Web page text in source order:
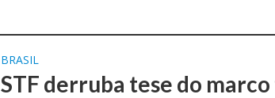
BRASIL
STF derruba tese do